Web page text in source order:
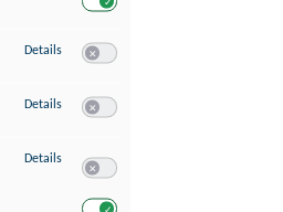
Details zu Erstellung von Profilen für
Details zu Verwendung von Profilen zur
Details zu Messung der Werbeleistung